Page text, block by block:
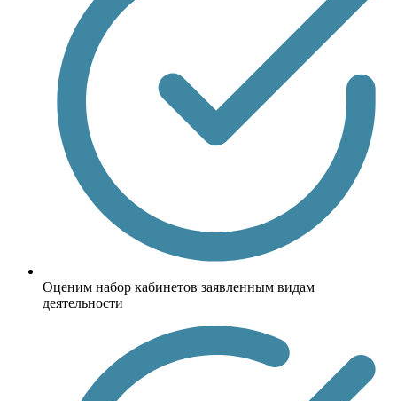
Оценим набор кабинетов заявленным видам
деятельности